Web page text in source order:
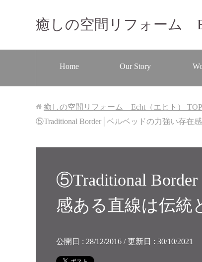
癒しの空間リフォーム
Home Our Story
癒しの空間リフォーム Echt（エヒト） TOP
⑤Traditional Border│ベルベッドの力強い存在
⑤Traditional
感ある直線は伝統
公開日 : 28/12/2016 / 更新日 : 30/10/2021